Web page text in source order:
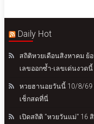
Daily Hot
สถิติหวยเดือนสิงหาคม ย้
เลขออกซ้ำ-เลขเด่นงวดนี้
หวยฮานอยวันนี้ 10/8/69
เช็กสดที่นี่
เปิดสถิติ "หวยวันแม่" 16